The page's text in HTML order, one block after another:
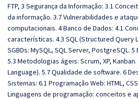
FTP, 3 Segurança da Informação: 3.1
da informação. 3.7 Vulnerabilidades e
computacionais. 4 Banco de Dados: 4.1
características. 4.3 SQL (Structured Query
SGBDs: MySQL, SQL Server, PostgreSQL.
5.3 Metodologias ágeis: Scrum, XP,
Language). 5.7 Qualidade de software. 6
Sistemas: 6.1 Programação Web: HTML,
Linguagens de programação: conceitos e